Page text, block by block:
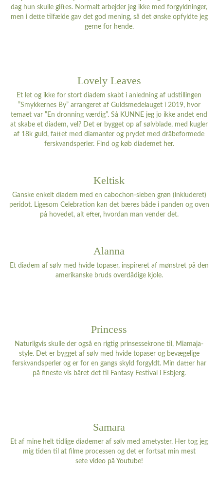
dag hun skulle giftes. Normalt arbejder jeg ikke med forgyldninger,
men i dette tilfælde gav det god mening, så det ønske opfyldte jeg
gerne for hende.
Lovely Leaves
Et let og ikke for stort diadem skabt i anledning af udstillingen
”Smykkernes By” arrangeret af Guldsmedelauget i 2019, hvor
temaet var ”En dronning værdig”. Så KUNNE jeg jo ikke andet end
at skabe et diadem, vel? Det er bygget op af sølvblade, med kugler
af 18k guld, fattet med diamanter og prydet med dråbeformede
ferskvandsperler. Find og køb diademet her.
Keltisk
Ganske enkelt diadem med en cabochon-sleben grøn (inkluderet)
peridot. Ligesom Celebration kan det bæres både i panden og oven
på hovedet, alt efter, hvordan man vender det.
Alanna
Et diadem af sølv med hvide topaser, inspireret af mønstret på den
amerikanske bruds overdådige kjole.
Princess
Naturligvis skulle der også en rigtig prinsessekrone til, Miamaja-
style. Det er bygget af sølv med hvide topaser og bevægelige
ferskvandsperler og er for en gangs skyld forgyldt. Min datter har
på fineste vis båret det til Fantasy Festival i Esbjerg.
Samara
Et af mine helt tidlige diademer af sølv med ametyster. Her tog jeg
mig tiden til at filme processen og det er fortsat min mest
sete video på Youtube!